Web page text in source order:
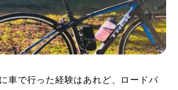
車で行った経験はあれど、ロードバ